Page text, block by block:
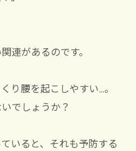
連があるのです。
り腰を起こしやすい…。
でしょうか？
いると、それも予防する